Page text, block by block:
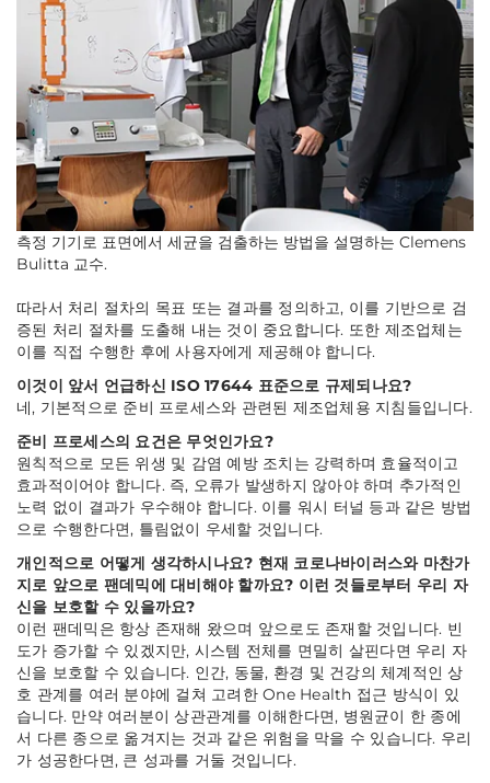
측정 기기로 표면에서 세균을 검출하는 방법을 설명하는 Clemens
Bulitta 교수.
따라서 처리 절차의 목표 또는 결과를 정의하고, 이를 기반으로 검
증된 처리 절차를 도출해 내는 것이 중요합니다. 또한 제조업체는
이를 직접 수행한 후에 사용자에게 제공해야 합니다.
이것이 앞서 언급하신 ISO 17644 표준으로 규제되나요?
네, 기본적으로 준비 프로세스와 관련된 제조업체용 지침들입니다.
준비 프로세스의 요건은 무엇인가요?
원칙적으로 모든 위생 및 감염 예방 조치는 강력하며 효율적이고
효과적이어야 합니다. 즉, 오류가 발생하지 않아야 하며 추가적인
노력 없이 결과가 우수해야 합니다. 이를 워시 터널 등과 같은 방법
으로 수행한다면, 틀림없이 우세할 것입니다.
개인적으로 어떻게 생각하시나요? 현재 코로나바이러스와 마찬가
지로 앞으로 팬데믹에 대비해야 할까요? 이런 것들로부터 우리 자
신을 보호할 수 있을까요?
이런 팬데믹은 항상 존재해 왔으며 앞으로도 존재할 것입니다. 빈
도가 증가할 수 있겠지만, 시스템 전체를 면밀히 살핀다면 우리 자
신을 보호할 수 있습니다. 인간, 동물, 환경 및 건강의 체계적인 상
호 관계를 여러 분야에 걸쳐 고려한 One Health 접근 방식이 있
습니다. 만약 여러분이 상관관계를 이해한다면, 병원균이 한 종에
서 다른 종으로 옮겨지는 것과 같은 위험을 막을 수 있습니다. 우리
가 성공한다면, 큰 성과를 거둘 것입니다.